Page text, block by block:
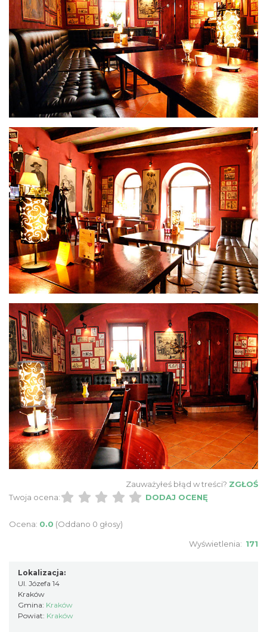
Zauważyłeś błąd w treści? ZGŁOŚ
Twoja ocena:
DODAJ OCENĘ
Ocena: 0.0 (Oddano 0 głosy)
Wyświetlenia: 171
Lokalizacja:
Ul. Józefa 14
Kraków
Gmina: Kraków
Powiat: Kraków